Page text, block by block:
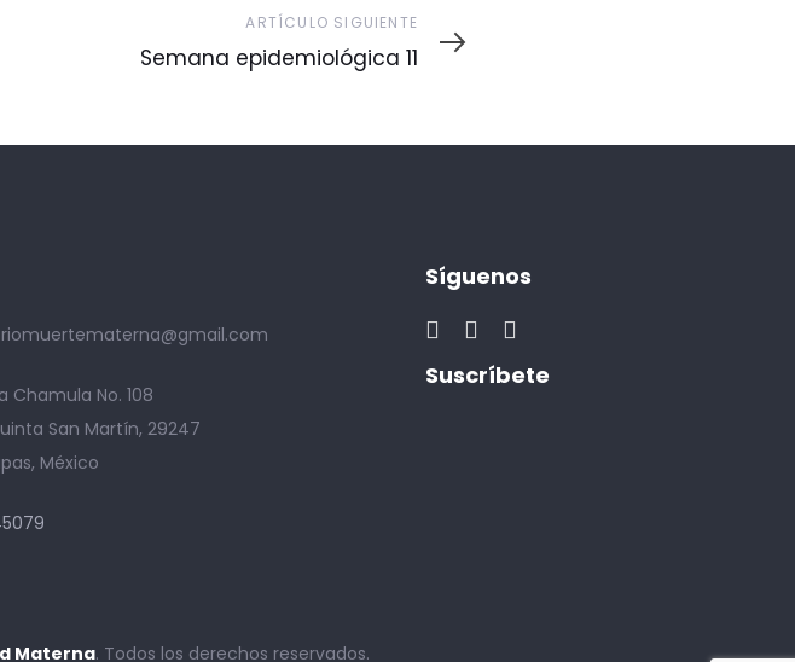
Siguiente
ARTÍCULO SIGUIENTE
Semana epidemiológica 11
Chamula No. 108
San Martín, 29247
México
Síguenos
Suscríbete
Materna. Todos los derechos reservados.